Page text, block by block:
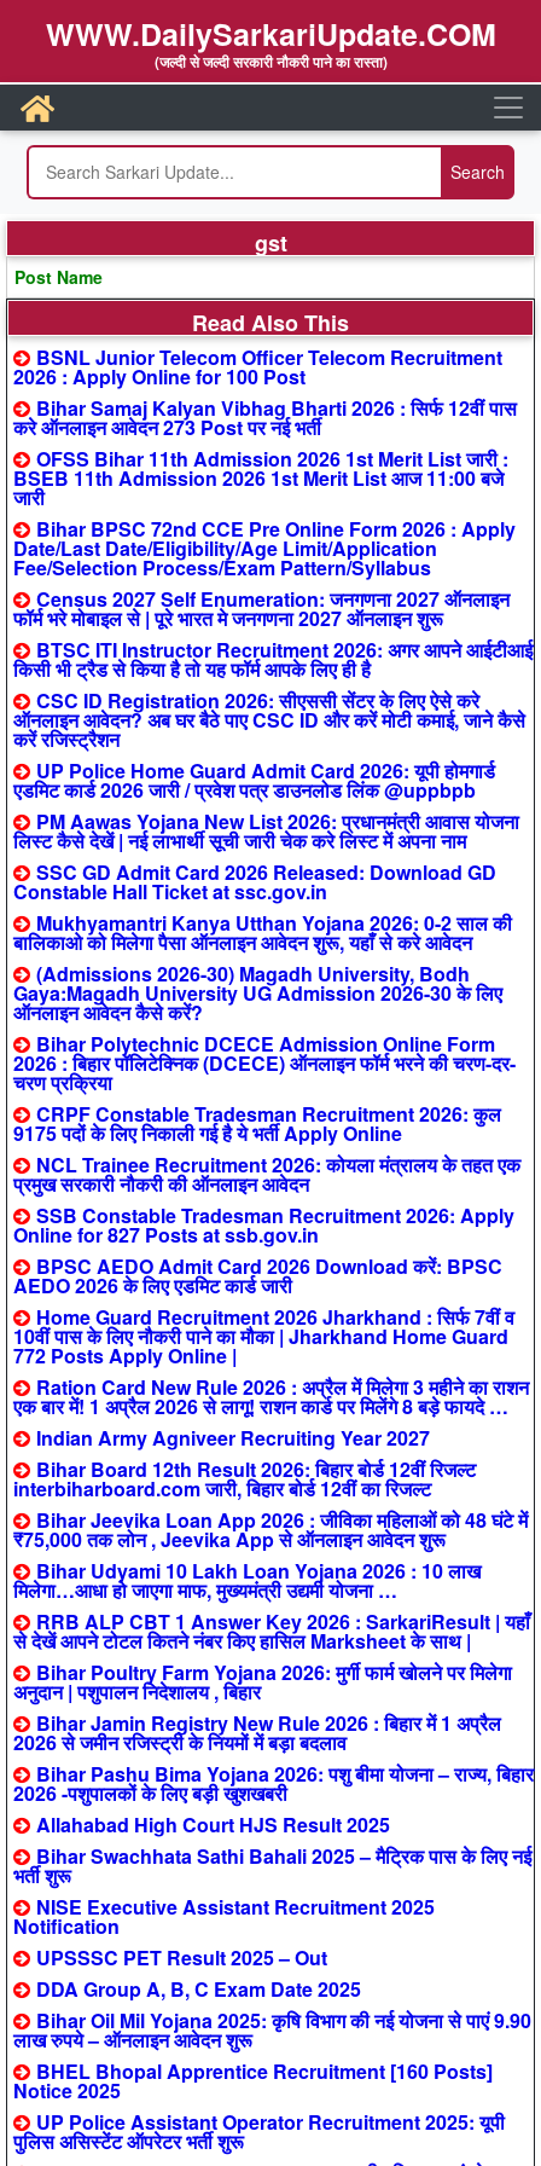
WWW.DailySarkariUpdate.COM
(जल्दी से जल्दी सरकारी नौकरी पाने का रास्ता)
gst
Post Name
Read Also This
BSNL Junior Telecom Officer Telecom Recruitment
2026 : Apply Online for 100 Post
Bihar Samaj Kalyan Vibhag Bharti 2026 : सिर्फ 12वीं पास
करे ऑनलाइन आवेदन 273 Post पर नई भर्ती
OFSS Bihar 11th Admission 2026 1st Merit List जारी :
BSEB 11th Admission 2026 1st Merit List आज 11:00 बजे
जारी
Bihar BPSC 72nd CCE Pre Online Form 2026 : Apply
Date/Last Date/Eligibility/Age Limit/Application
Fee/Selection Process/Exam Pattern/Syllabus
Census 2027 Self Enumeration: जनगणना 2027 ऑनलाइन
फॉर्म भरे मोबाइल से | पूरे भारत मे जनगणना 2027 ऑनलाइन शुरू
BTSC ITI Instructor Recruitment 2026: अगर आपने आईटीआई
किसी भी ट्रैड से किया है तो यह फॉर्म आपके लिए ही है
CSC ID Registration 2026: सीएससी सेंटर के लिए ऐसे करे
ऑनलाइन आवेदन? अब घर बैठे पाए CSC ID और करें मोटी कमाई, जाने कैसे
करें रजिस्ट्रैशन
UP Police Home Guard Admit Card 2026: यूपी होमगार्ड
एडमिट कार्ड 2026 जारी / प्रवेश पत्र डाउनलोड लिंक @uppbpb
PM Aawas Yojana New List 2026: प्रधानमंत्री आवास योजना
लिस्ट कैसे देखें | नई लाभार्थी सूची जारी चेक करे लिस्ट में अपना नाम
SSC GD Admit Card 2026 Released: Download GD
Constable Hall Ticket at ssc.gov.in
Mukhyamantri Kanya Utthan Yojana 2026: 0-2 साल की
बालिकाओ को मिलेगा पैसा ऑनलाइन आवेदन शुरू, यहाँ से करे आवेदन
(Admissions 2026-30) Magadh University, Bodh
Gaya:Magadh University UG Admission 2026-30 के लिए
ऑनलाइन आवेदन कैसे करें?
Bihar Polytechnic DCECE Admission Online Form
2026 : बिहार पॉलिटेक्निक (DCECE) ऑनलाइन फॉर्म भरने की चरण-दर-
चरण प्रक्रिया
CRPF Constable Tradesman Recruitment 2026: कुल
9175 पदों के लिए निकाली गई है ये भर्ती Apply Online
NCL Trainee Recruitment 2026: कोयला मंत्रालय के तहत एक
प्रमुख सरकारी नौकरी की ऑनलाइन आवेदन
SSB Constable Tradesman Recruitment 2026: Apply
Online for 827 Posts at ssb.gov.in
BPSC AEDO Admit Card 2026 Download करें: BPSC
AEDO 2026 के लिए एडमिट कार्ड जारी
Home Guard Recruitment 2026 Jharkhand : सिर्फ 7वीं व
10वीं पास के लिए नौकरी पाने का मौका | Jharkhand Home Guard
772 Posts Apply Online |
Ration Card New Rule 2026 : अप्रैल में मिलेगा 3 महीने का राशन
एक बार में! 1 अप्रैल 2026 से लागू! राशन कार्ड पर मिलेंगे 8 बड़े फायदे …
Indian Army Agniveer Recruiting Year 2027
Bihar Board 12th Result 2026: बिहार बोर्ड 12वीं रिजल्ट
interbiharboard.com जारी, बिहार बोर्ड 12वीं का रिजल्ट
Bihar Jeevika Loan App 2026 : जीविका महिलाओं को 48 घंटे में
₹75,000 तक लोन , Jeevika App से ऑनलाइन आवेदन शुरू
Bihar Udyami 10 Lakh Loan Yojana 2026 : 10 लाख
मिलेगा…आधा हो जाएगा माफ, मुख्यमंत्री उद्यमी योजना …
RRB ALP CBT 1 Answer Key 2026 : SarkariResult | यहाँ
से देखें आपने टोटल कितने नंबर किए हासिल Marksheet के साथ |
Bihar Poultry Farm Yojana 2026: मुर्गी फार्म खोलने पर मिलेगा
अनुदान | पशुपालन निदेशालय , बिहार
Bihar Jamin Registry New Rule 2026 : बिहार में 1 अप्रैल
2026 से जमीन रजिस्ट्री के नियमों में बड़ा बदलाव
Bihar Pashu Bima Yojana 2026: पशु बीमा योजना – राज्य, बिहार
2026 -पशुपालकों के लिए बड़ी खुशखबरी
Allahabad High Court HJS Result 2025
Bihar Swachhata Sathi Bahali 2025 – मैट्रिक पास के लिए नई
भर्ती शुरू
NISE Executive Assistant Recruitment 2025
Notification
UPSSSC PET Result 2025 – Out
DDA Group A, B, C Exam Date 2025
Bihar Oil Mil Yojana 2025: कृषि विभाग की नई योजना से पाएं 9.90
लाख रुपये – ऑनलाइन आवेदन शुरू
BHEL Bhopal Apprentice Recruitment [160 Posts]
Notice 2025
UP Police Assistant Operator Recruitment 2025: यूपी
पुलिस असिस्टेंट ऑपरेटर भर्ती शुरू